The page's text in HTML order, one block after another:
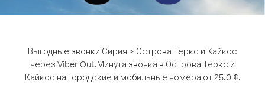
Выгодные звонки Сирия > Острова Теркс и Кайкос
через Viber Out.Минута звонка в Острова Теркс и
Кайкос на городские и мобильные номера от 25.0 ¢.